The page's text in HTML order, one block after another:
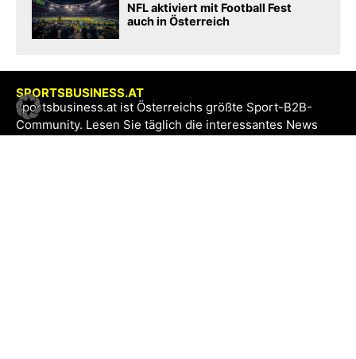
NFL aktiviert mit Football Fest
auch in Österreich
SPORTSBUSINESS.AT
sportsbusiness.at ist Österreichs größte Sport-B2B-
Community. Lesen Sie täglich die interessantes News